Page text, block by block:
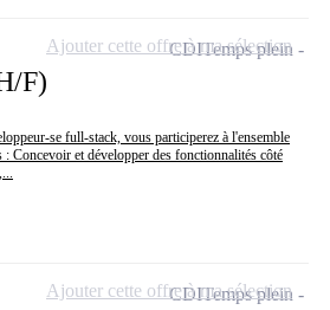
F)
se full-stack, vous participerez à l'ensemble
Concevoir et développer des fonctionnalités côté
CDITemps plein
Ajouter cette offre à ma sélection
CDITemps plein
Ajouter cette offre à ma sélection